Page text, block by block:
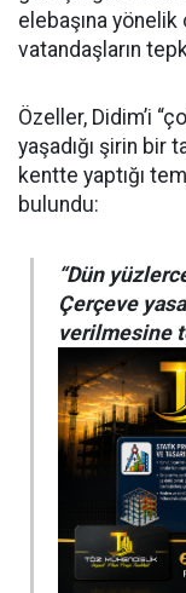
elebaşına
vatandaşların
Özeller, Didim’i
yaşadığı şirin bir
kentte yaptığı
bulundu:
“Dün
Çerçeve
verilmesine